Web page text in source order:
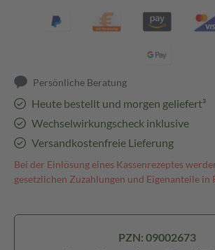
Persönliche Beratung
Heute bestellt und morgen geliefert³
Wechselwirkungscheck inklusive
Versandkostenfreie Lieferung
Bei der Einlösung eines Kassenrezeptes
gesetzlichen Zuzahlungen und Eigenanteile in
PZN: 09002673